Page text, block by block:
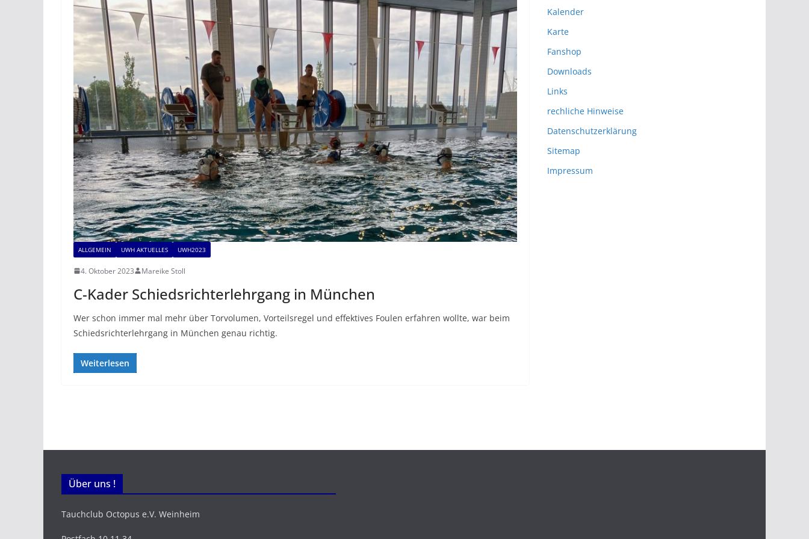
ALLGEMEIN UWH AKTUELLES UWH2023
4. Oktober 2023 Mareike Stoll
C-Kader Schiedsrichterlehrgang in München
Wer schon immer mal mehr über Torvolumen, Vorteilsregel und effektives Foulen erfahren wollte, war beim
Schiedsrichterlehrgang in München genau richtig.
Weiterlesen
Kalender
Karte
Fanshop
Downloads
Links
rechliche Hinweise
Datenschutzerklärung
Sitemap
Impressum
Über uns !
Tauchclub Octopus e.V. Weinheim